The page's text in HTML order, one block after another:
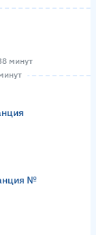
минут
№